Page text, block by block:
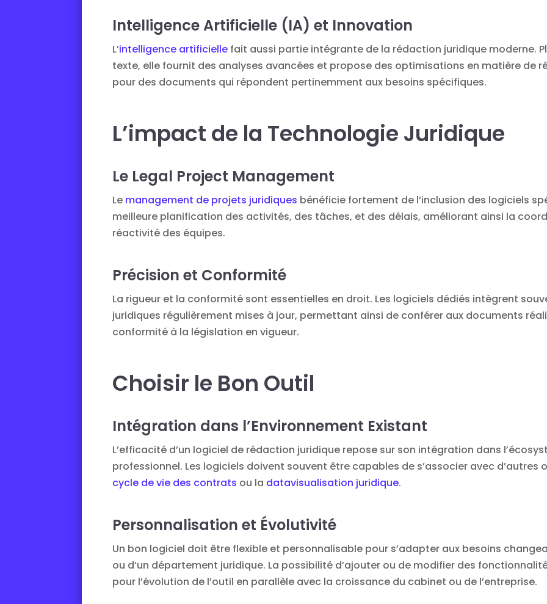
Intelligence Artificielle (IA) et Innovation
L’intelligence artificielle fait aussi partie intégrante de la rédaction juridique moderne.
texte, elle fournit des analyses avancées et propose des optimisations en matière de
pour des documents qui répondent pertinemment aux besoins spécifiques.
L’impact de la Technologie Juridique
Le Legal Project Management
Le management de projets juridiques bénéficie fortement de l’inclusion des logiciels
meilleure planification des activités, des tâches, et des délais, améliorant ainsi la
réactivité des équipes.
Précision et Conformité
La rigueur et la conformité sont essentielles en droit. Les logiciels dédiés intègrent
juridiques régulièrement mises à jour, permettant ainsi de conférer aux documents
conformité à la législation en vigueur.
Choisir le Bon Outil
Intégration dans l’Environnement Existant
L’efficacité d’un logiciel de rédaction juridique repose sur son intégration dans
professionnel. Les logiciels doivent souvent être capables de s’associer avec d’autres
cycle de vie des contrats ou la datavisualisation juridique.
Personnalisation et Évolutivité
Un bon logiciel doit être flexible et personnalisable pour s’adapter aux besoins
ou d’un département juridique. La possibilité d’ajouter ou de modifier des
pour l’évolution de l’outil en parallèle avec la croissance du cabinet ou de l’entreprise.